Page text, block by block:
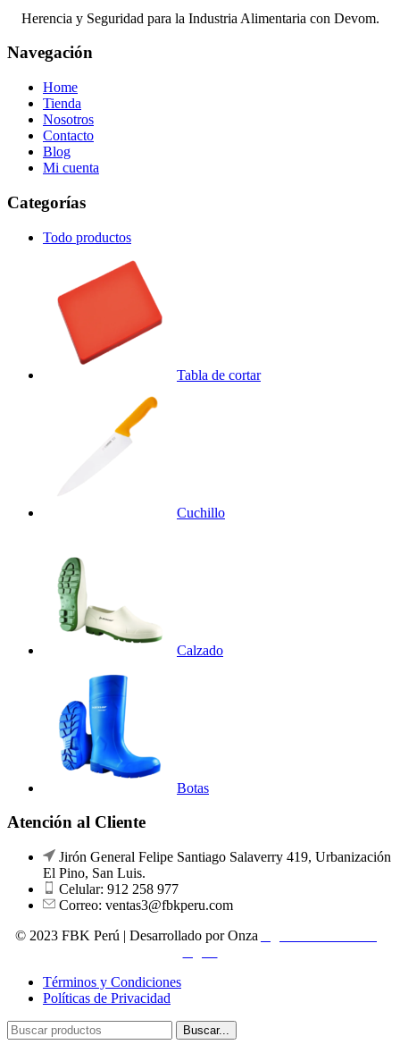
Herencia y Seguridad para la Industria Alimentaria con Devom.
Navegación
Home
Tienda
Nosotros
Contacto
Blog
Mi cuenta
Categorías
Todo productos
Tabla de cortar
Cuchillo
Calzado
Botas
Atención al Cliente
Jirón General Felipe Santiago Salaverry 419, Urbanización
El Pino, San Luis.
Celular: 912 258 977
Correo: ventas3@fbkperu.com
© 2023 FBK Perú | Desarrollado por Onza
Términos y Condiciones
Políticas de Privacidad
Buscar...